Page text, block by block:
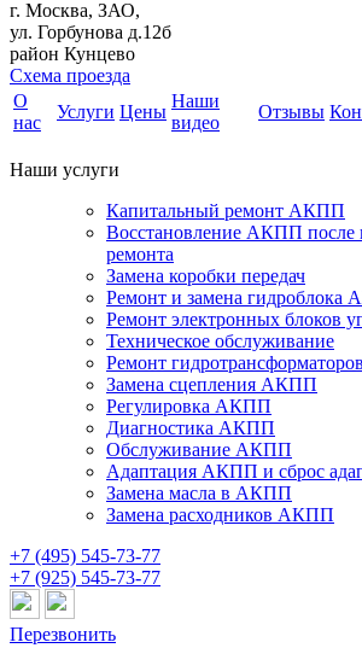
г. Москва, ЗАО,
ул. Горбунова д.12б
район Кунцево
Схема проезда
О
нас
Услуги Цены
Наши
видео
Отзывы
Наши услуги
Капитальный ремонт АКПП
Восстановление АКПП после
ремонта
Замена коробки передач
Ремонт и замена гидроблока
Ремонт электронных блоков
Техническое обслуживание
Ремонт гидротрансформаторов
Замена сцепления АКПП
Регулировка АКПП
Диагностика АКПП
Обслуживание АКПП
Адаптация АКПП и сброс
Замена масла в АКПП
Замена расходников АКПП
+7 (495) 545-73-77
+7 (925) 545-73-77
Перезвонить